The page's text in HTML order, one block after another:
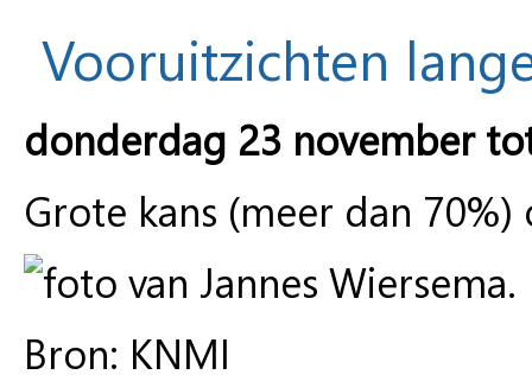
Vooruitzichten
donderdag 23 november
Grote kans (meer dan
Bron: KNMI